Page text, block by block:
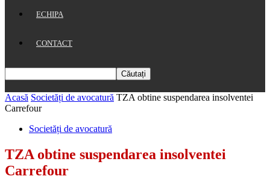
ECHIPA
CONTACT
Acasă Societăți de avocatură TZA obtine suspendarea insolventei
Carrefour
Societăți de avocatură
TZA obtine suspendarea insolventei
Carrefour